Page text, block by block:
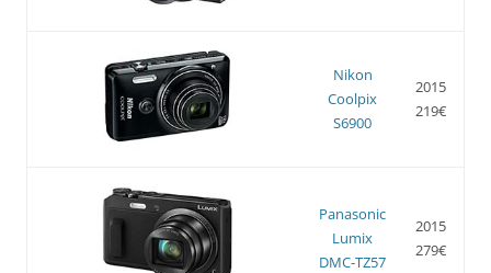
Nikon
Coolpix
S6900
2015
219€
Panasonic
Lumix
DMC-TZ57
2015
279€